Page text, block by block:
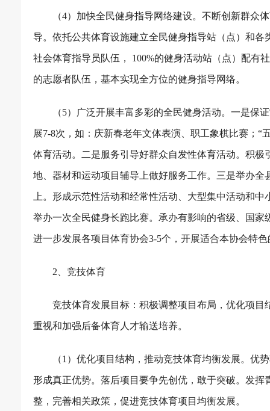
（4）加快全民健身指导网络建设。不断创新群众
导。依托公共体育设施建立全民健身指导站（点）和
社会体育指导员队伍， 100%的健身活动站（点）配有
的志愿者队伍，基本实现全方位的健身指导网络。
（5）广泛开展丰富多彩的全民健身活动。一是保
展7-8次，如：庆新春老年文体表演、职工象棋比赛；“
体育活动。二是服务引导好群众自发性体育活动。积
地、器材和运动项目辅导上做好服务工作。三是举办
上。形成示范性活动和经常性活动、大型集中活动和
举办一次全民健身长跑比赛。承办有影响的省级、国
进一步发展各项目体育协会3-5个，开展适合本协会特
2 、竞技体育
竞技体育发展目标：积极调整项目布局，优化项目
重视和加强后备体育人才输送培养。
（1 ）优化项目结构，推动竞技体育均衡发展。优
形成真正优势。落后项目要争先创优，敢于突破。发
整，完善相关政策，促进竞技体育项目均衡发展。